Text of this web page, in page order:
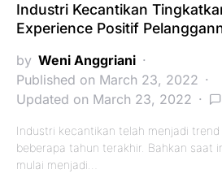
Industri Kecantikan
Experience Positif
by Weni Anggriani
Published on March 23, 2022
Updated on March 23, 2022
Industri kecantikan telah menjadi
beberapa tahun terakhir. Bahkan saat
mulai menjadi…